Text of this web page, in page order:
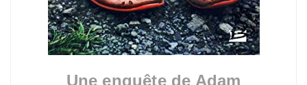
Une enquête de Adam